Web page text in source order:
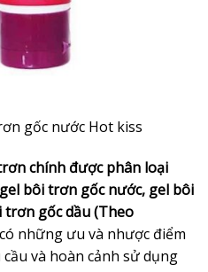
gốc nước Hot kiss
chính được phân loại
bôi trơn gốc nước, gel bôi
trơn gốc dầu (Theo
những ưu và nhược điểm
và hoàn cảnh sử dụng